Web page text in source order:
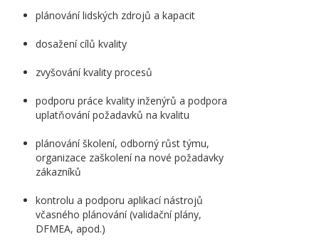
plánování lidských zdrojů a kapacit
dosažení cílů kvality
zvyšování kvality procesů
podporu práce kvality inženýrů a podpora
uplatňování požadavků na kvalitu
plánování školení, odborný růst týmu,
organizace zaškolení na nové požadavky
zákazníků
kontrolu a podporu aplikací nástrojů
včasného plánování (validační plány,
DFMEA, apod.)